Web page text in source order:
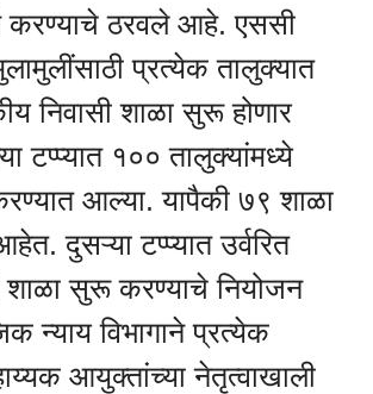
करण्याचे ठरवले आहे. एससी
प्रत्येक तालुक्यात
निवासी शाळा सुरू होणार
टप्प्यात १०० तालुक्यांमध्ये
आल्या. यापैकी ७९ शाळा
दुसऱ्या टप्प्यात उर्वरित
शाळा सुरू करण्याचे नियोजन
न्याय विभागाने प्रत्येक
आयुक्तांच्या नेतृत्वाखाली